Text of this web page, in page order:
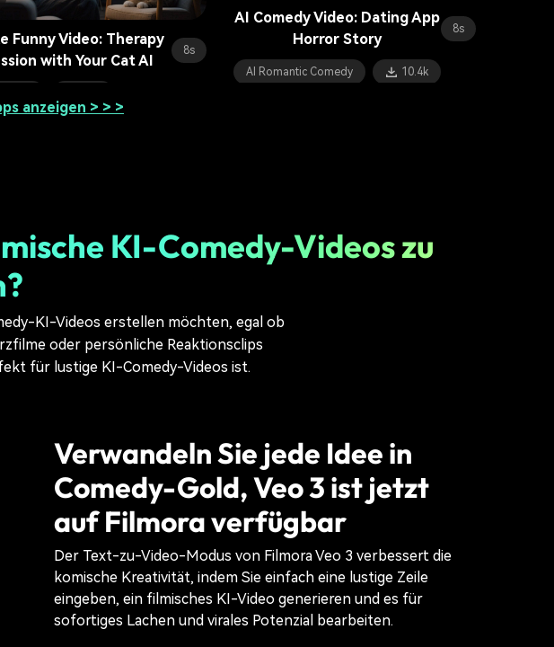
AI Comedy Video: Dating App
Horror Story
8s
AI Romantic Comedy 10.4k
Funny Video: Therapy
with Your Cat AI
8s
anzeigen > > >
KI-Comedy-Videos zu
KI-Videos erstellen möchten, egal ob
oder persönliche Reaktionsclips
für lustige KI-Comedy-Videos ist.
Verwandeln Sie jede Idee in
Comedy-Gold, Veo 3 ist jetzt
auf Filmora verfügbar
Der Text-zu-Video-Modus von Filmora Veo 3 verbessert die
komische Kreativität, indem Sie einfach eine lustige Zeile
eingeben, ein filmisches KI-Video generieren und es für
sofortiges Lachen und virales Potenzial bearbeiten.